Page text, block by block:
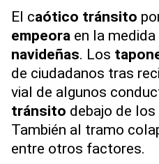
El caótico tránsito
empeora en la
navideñas. Los
de ciudadanos tras
vial de algunos
tránsito debajo de
También al tramo
entre otros factores.